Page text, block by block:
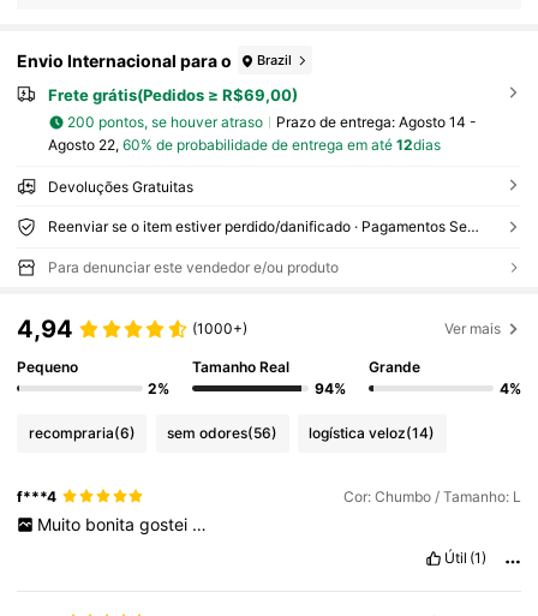
Envio Internacional para o Brazil
Frete grátis(Pedidos ≥ R$69,00)
200 pontos, se houver atraso Prazo de entrega: Agosto 14 -
Agosto 22, 60% de probabilidade de entrega em até 12dias
Devoluções Gratuitas
Reenviar se o item estiver perdido/danificado · Pagamentos Seguros · Proteção de privacidade
Para denunciar este vendedor e/ou produto
4,94 (1000+) Ver mais
Pequeno
2%
Tamanho Real
94%
Grande
4%
recompraria(6) sem odores(56) logística veloz(14)
f***4 Cor: Chumbo / Tamanho: L
Muito bonita gostei …
Útil (1)